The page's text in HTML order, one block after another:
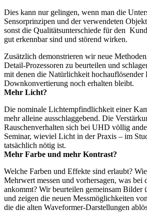
Dies kann nur gelingen, wenn man die
Sensorprinzipen und der verwendeten
sonst die Qualitätsunterschiede für den
gut erkennbar sind und störend wirken.
Zusätzlich demonstrieren wir neue
Detail-Prozessoren zu beurteilen und
mit denen die Natürlichkeit hochauflösender
Downkonvertierung noch erhalten bleibt.
Mehr Licht?
Die nominale Lichtempfindlichkeit einer
mehr alleine ausschlaggebend. Die
Rauschenverhalten sich bei UHD völlig
Seminar, wieviel Licht in der Praxis – im
tatsächlich nötig ist.
Mehr Farbe und mehr Kontrast?
Welche Farben und Effekte sind erlaubt?
Mehrwert messen und vorhersagen, was bei
ankommt? Wir beurteilen gemeinsam Bilder
und zeigen die neuen Messmöglichkeiten
die die alten Waveformer-Darstellungen